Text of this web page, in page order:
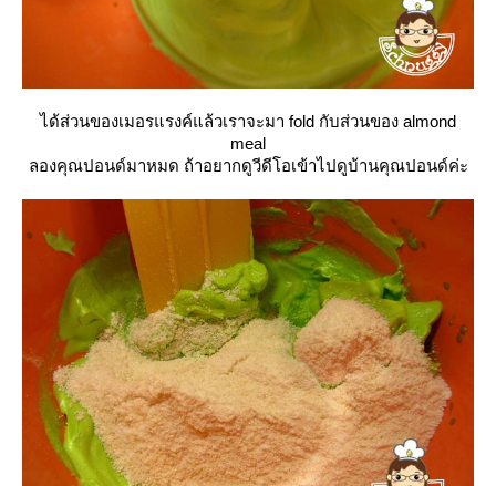
ได้ส่วนของเมอรแรงค์แล้วเราจะมา fold กับส่วนของ almond
meal
ลองคุณปอนด์มาหมด ถ้าอยากดูวีดีโอเข้าไปดูบ้านคุณปอนด์ค่ะ